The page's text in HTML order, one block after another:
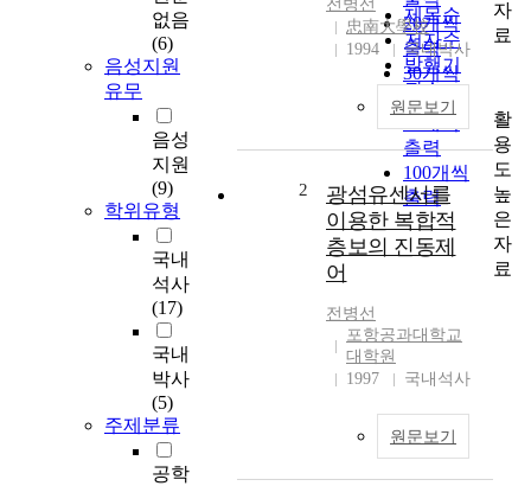
없음
(6)
음성지원
유무
음성
지원
(9)
학위유형
국내
석사
(17)
국내
박사
(5)
주제분류
공학
제목순
저자순
발행기
관순
20개씩
출력
30개씩
출력
50개씩
출력
100개씩
출력
전병선
忠南大學校
1994
국내박사
원문보기
2
광섬유센서를
이용한 복합적
층보의 진동제
어
전병선
포항공과대학교
대학원
1997
국내석사
원문보기
자
료
활
용
도
높
은
자
료